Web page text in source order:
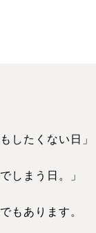
したくない日」
しまう日。」
もあります。